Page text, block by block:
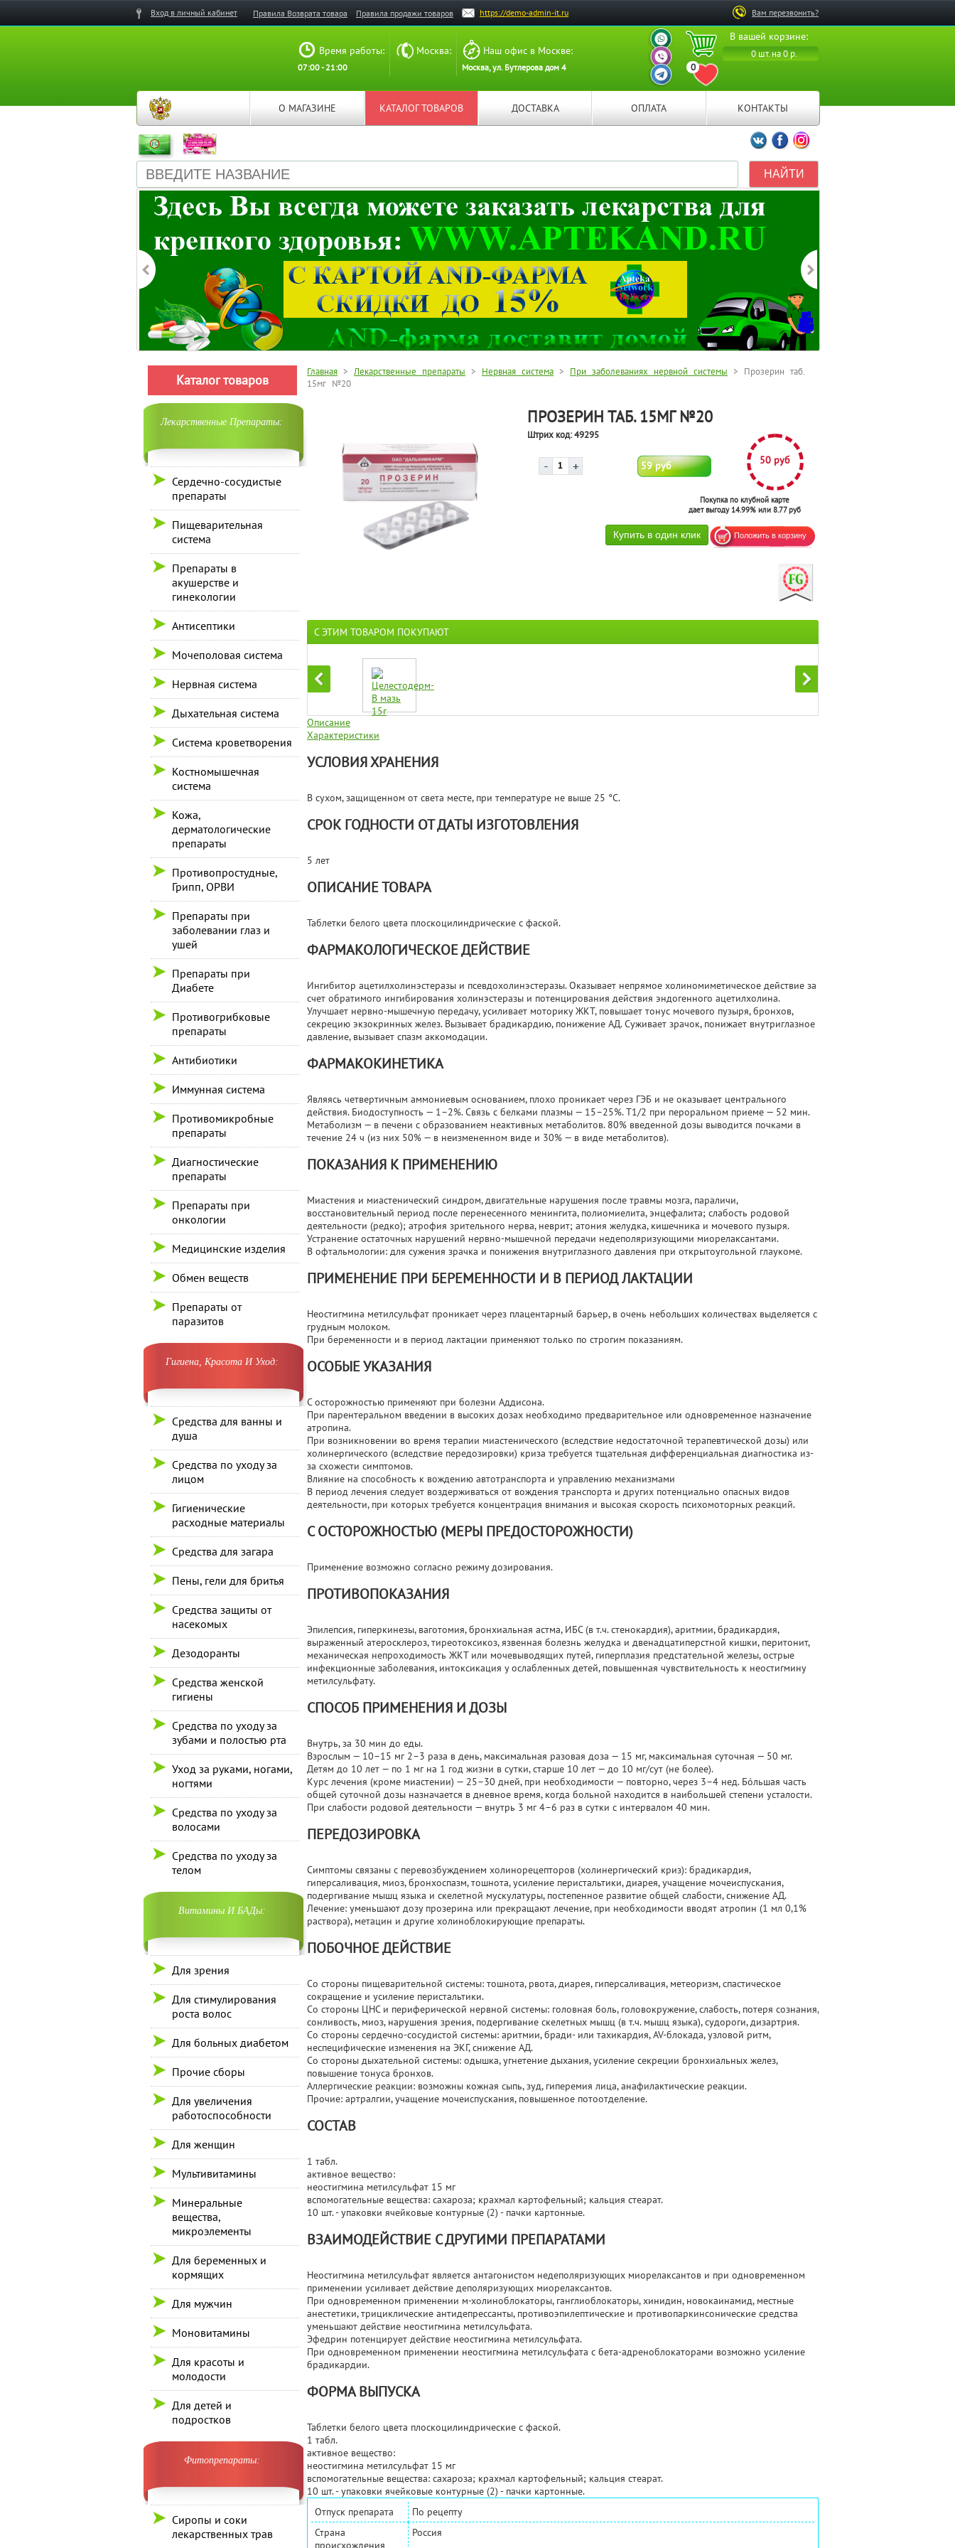
Вам перезвонить?
Вход в личный кабинет Правила Возврата товара Правила продажи товаров https://demo-admin-it.ru
В вашей корзине:
0 шт. на 0 р.
0
ПЕРЕЙТИ В ИЗБРАННОЕ
ВАШ ПЕРСОНАЛЬНЫЙ
МЕНЕДЖЕР
ВАШ ПЕРСОНАЛЬНЫЙ
МЕНЕДЖЕР
ВАШ ПЕРСОНАЛЬНЫЙ
МЕНЕДЖЕР
Время работы:
07:00 - 21:00
Москва: Наш офис в Москве:
Москва, ул. Бутлерова дом 4
О МАГАЗИНЕ КАТАЛОГ ТОВАРОВ ДОСТАВКА ОПЛАТА КОНТАКТЫ
Мы ВКонтакте
Мы на Facebook
Мы в Instagramm
Каталог товаров
Лекарственные Препараты:
Сердечно-сосудистые
препараты
Пищеварительная
система
Препараты в
акушерстве и
гинекологии
Антисептики
Мочеполовая система
Нервная система
Дыхательная система
Система кроветворения
Костномышечная
система
Кожа,
дерматологические
препараты
Противопростудные,
Грипп, ОРВИ
Препараты при
заболевании глаз и
ушей
Препараты при
Диабете
Противогрибковые
препараты
Антибиотики
Иммунная система
Противомикробные
препараты
Диагностические
препараты
Препараты при
онкологии
Медицинские изделия
Обмен веществ
Препараты от
паразитов
Гигиена, Красота И Уход:
Средства для ванны и
душа
Средства по уходу за
лицом
Гигиенические
расходные материалы
Средства для загара
Пены, гели для бритья
Средства защиты от
насекомых
Дезодоранты
Средства женской
гигиены
Средства по уходу за
зубами и полостью рта
Уход за руками, ногами,
ногтями
Средства по уходу за
волосами
Средства по уходу за
телом
Витамины И БАДы:
Для зрения
Для стимулирования
роста волос
Для больных диабетом
Прочие сборы
Для увеличения
работоспособности
Для женщин
Мультивитамины
Минеральные
вещества,
микроэлементы
Для беременных и
кормящих
Для мужчин
Моновитамины
Для красоты и
молодости
Для детей и
подростков
Фитопрепараты:
Сиропы и соки
лекарственных трав
Главная > Лекарственные препараты > Нервная система > При заболеваниях нервной системы > Прозерин таб.
15мг №20
ПРОЗЕРИН ТАБ. 15МГ №20
Штрих код:49295
59 руб 50 руб
Покупка по клубной карте
дает выгоду 14.99% или 8.77 руб
С ЭТИМ ТОВАРОМ ПОКУПАЮТ
Описание
Характеристики
УСЛОВИЯ ХРАНЕНИЯ
В сухом, защищенном от света месте, при температуре не выше 25 °C.
СРОК ГОДНОСТИ ОТ ДАТЫ ИЗГОТОВЛЕНИЯ
5 лет
ОПИСАНИЕ ТОВАРА
Таблетки белого цвета плоскоцилиндрические с фаской.
ФАРМАКОЛОГИЧЕСКОЕ ДЕЙСТВИЕ
Ингибитор ацетилхолинэстеразы и псевдохолинэстеразы. Оказывает непрямое холиномиметическое действие за
счет обратимого ингибирования холинэстеразы и потенцирования действия эндогенного ацетилхолина.
Улучшает нервно-мышечную передачу, усиливает моторику ЖКТ, повышает тонус мочевого пузыря, бронхов,
секрецию экзокринных желез. Вызывает брадикардию, понижение АД. Суживает зрачок, понижает внутриглазное
давление, вызывает спазм аккомодации.
ФАРМАКОКИНЕТИКА
Являясь четвертичным аммониевым основанием, плохо проникает через ГЭБ и не оказывает центрального
действия. Биодоступность — 1–2%. Связь с белками плазмы — 15–25%. T1/2 при пероральном приеме — 52 мин.
Метаболизм — в печени с образованием неактивных метаболитов. 80% введенной дозы выводится почками в
течение 24 ч (из них 50% — в неизмененном виде и 30% — в виде метаболитов).
ПОКАЗАНИЯ К ПРИМЕНЕНИЮ
Миастения и миастенический синдром, двигательные нарушения после травмы мозга, параличи,
восстановительный период после перенесенного менингита, полиомиелита, энцефалита; слабость родовой
деятельности (редко); атрофия зрительного нерва, неврит; атония желудка, кишечника и мочевого пузыря.
Устранение остаточных нарушений нервно-мышечной передачи недеполяризующими миорелаксантами.
В офтальмологии: для сужения зрачка и понижения внутриглазного давления при открытоугольной глаукоме.
ПРИМЕНЕНИЕ ПРИ БЕРЕМЕННОСТИ И В ПЕРИОД ЛАКТАЦИИ
Неостигмина метилсульфат проникает через плацентарный барьер, в очень небольших количествах выделяется с
грудным молоком.
При беременности и в период лактации применяют только по строгим показаниям.
ОСОБЫЕ УКАЗАНИЯ
С осторожностью применяют при болезни Аддисона.
При парентеральном введении в высоких дозах необходимо предварительное или одновременное назначение
атропина.
При возникновении во время терапии миастенического (вследствие недостаточной терапевтической дозы) или
холинергического (вследствие передозировки) криза требуется тщательная дифференциальная диагностика из-
за схожести симптомов.
Влияние на способность к вождению автотранспорта и управлению механизмами
В период лечения следует воздерживаться от вождения транспорта и других потенциально опасных видов
деятельности, при которых требуется концентрация внимания и высокая скорость психомоторных реакций.
С ОСТОРОЖНОСТЬЮ (МЕРЫ ПРЕДОСТОРОЖНОСТИ)
Применение возможно согласно режиму дозирования.
ПРОТИВОПОКАЗАНИЯ
Эпилепсия, гиперкинезы, ваготомия, бронхиальная астма, ИБС (в т.ч. стенокардия), аритмии, брадикардия,
выраженный атеросклероз, тиреотоксикоз, язвенная болезнь желудка и двенадцатиперстной кишки, перитонит,
механическая непроходимость ЖКТ или мочевыводящих путей, гиперплазия предстательной железы, острые
инфекционные заболевания, интоксикация у ослабленных детей, повышенная чувствительность к неостигмину
метилсульфату.
СПОСОБ ПРИМЕНЕНИЯ И ДОЗЫ
Внутрь, за 30 мин до еды.
Взрослым — 10–15 мг 2–3 раза в день, максимальная разовая доза — 15 мг, максимальная суточная — 50 мг.
Детям до 10 лет — по 1 мг на 1 год жизни в сутки, старше 10 лет — до 10 мг/сут (не более).
Курс лечения (кроме миастении) — 25–30 дней, при необходимости — повторно, через 3–4 нед. Бóльшая часть
общей суточной дозы назначается в дневное время, когда больной находится в наибольшей степени усталости.
При слабости родовой деятельности — внутрь 3 мг 4–6 раз в сутки с интервалом 40 мин.
ПЕРЕДОЗИРОВКА
Симптомы связаны с перевозбуждением холинорецепторов (холинергический криз): брадикардия,
гиперсаливация, миоз, бронхоспазм, тошнота, усиление перистальтики, диарея, учащение мочеиспускания,
подергивание мышц языка и скелетной мускулатуры, постепенное развитие общей слабости, снижение АД.
Лечение: уменьшают дозу прозерина или прекращают лечение, при необходимости вводят атропин (1 мл 0,1%
раствора), метацин и другие холиноблокирующие препараты.
ПОБОЧНОЕ ДЕЙСТВИЕ
Со стороны пищеварительной системы: тошнота, рвота, диарея, гиперсаливация, метеоризм, спастическое
сокращение и усиление перистальтики.
Со стороны ЦНС и периферической нервной системы: головная боль, головокружение, слабость, потеря сознания,
сонливость, миоз, нарушения зрения, подергивание скелетных мышц (в т.ч. мышц языка), судороги, дизартрия.
Со стороны сердечно-сосудистой системы: аритмии, бради- или тахикардия, AV-блокада, узловой ритм,
неспецифические изменения на ЭКГ, снижение АД.
Со стороны дыхательной системы: одышка, угнетение дыхания, усиление секреции бронхиальных желез,
повышение тонуса бронхов.
Аллергические реакции: возможны кожная сыпь, зуд, гиперемия лица, анафилактические реакции.
Прочие: артралгии, учащение мочеиспускания, повышенное потоотделение.
СОСТАВ
1 табл.
активное вещество:
неостигмина метилсульфат 15 мг
вспомогательные вещества: сахароза; крахмал картофельный; кальция стеарат.
10 шт. - упаковки ячейковые контурные (2) - пачки картонные.
ВЗАИМОДЕЙСТВИЕ С ДРУГИМИ ПРЕПАРАТАМИ
Неостигмина метилсульфат является антагонистом недеполяризующих миорелаксантов и при одновременном
применении усиливает действие деполяризующих миорелаксантов.
При одновременном применении м-холиноблокаторы, ганглиоблокаторы, хинидин, новокаинамид, местные
анестетики, трициклические антидепрессанты, противоэпилептические и противопаркинсонические средства
уменьшают действие неостигмина метилсульфата.
Эфедрин потенцирует действие неостигмина метилсульфата.
При одновременном применении неостигмина метилсульфата с бета-адреноблокаторами возможно усиление
брадикардии.
ФОРМА ВЫПУСКА
Таблетки белого цвета плоскоцилиндрические с фаской.
1 табл.
активное вещество:
неостигмина метилсульфат 15 мг
вспомогательные вещества: сахароза; крахмал картофельный; кальция стеарат.
10 шт. - упаковки ячейковые контурные (2) - пачки картонные.
Отпуск препарата
По рецепту
Страна
происхождения
Россия